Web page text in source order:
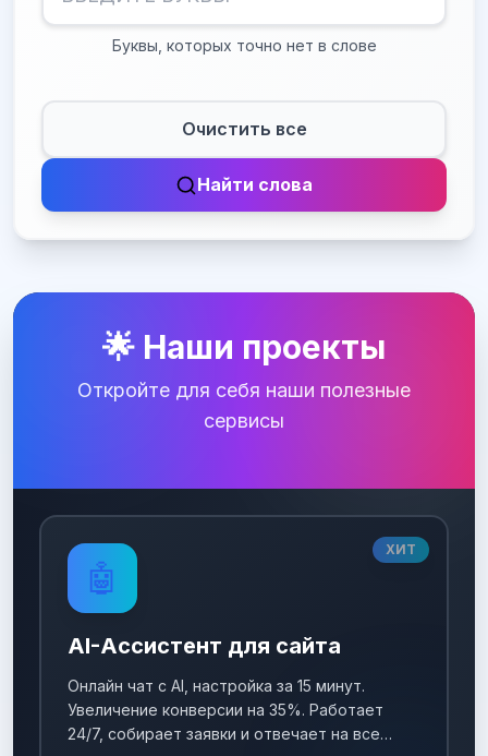
Буквы, которых точно нет в слове
Очистить все
Найти слова
🌟 Наши проекты
Откройте для себя наши полезные
сервисы
ХИТ
🤖
AI-Ассистент для сайта
Онлайн чат с AI, настройка за 15 минут.
Увеличение конверсии на 35%. Работает
24/7, собирает заявки и отвечает на все